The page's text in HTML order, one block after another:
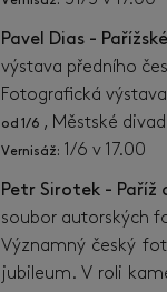
Pavel Dias -
výstava předního
Fotografická
od 1/6 , Městské
Vernisáž: 1/6 v 17.00
Petr Sirotek -
soubor autorských
Významný český
jubileum. V roli